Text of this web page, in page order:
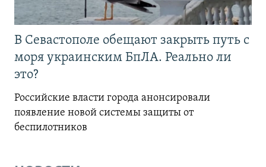
В Севастополе обещают закрыть путь с
моря украинским БпЛА. Реально ли
это?
Российские власти города анонсировали
появление новой системы защиты от
беспилотников